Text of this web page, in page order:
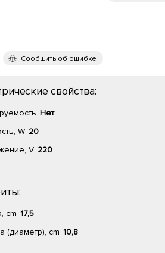
Сообщить об ошибке
свойства:
Нет
W 20
V 220
cm 17,5
(диаметр), cm 10,8